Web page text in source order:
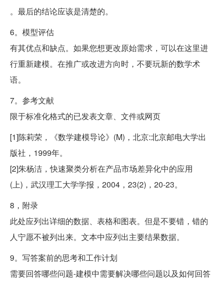
。最后的结论应该是清楚的。
6。模型评估
有其优点和缺点。如果您想更改原始需求，可以在这里进
行重新建模。在推广或改进方向时，不要玩新的数学术
语。
7。参考文献
限于标准化格式的已发表文章、文件或网页
[1]陈莉荣，《数学建模导论》(M)，北京:北京邮电大学出
版社，1999年。
[2]朱杨洁，快速聚类分析在产品市场差异化中的应用
(上)，武汉理工大学学报，2004，23(2)，20-23。
8，附录
此处应列出详细的数据、表格和图表。但是不要错，错的
人宁愿不被列出来。文本中应列出主要结果数据。
9。写答案前的思考和工作计划
需要回答哪些问题-建模中需要解决哪些问题以及如何回答